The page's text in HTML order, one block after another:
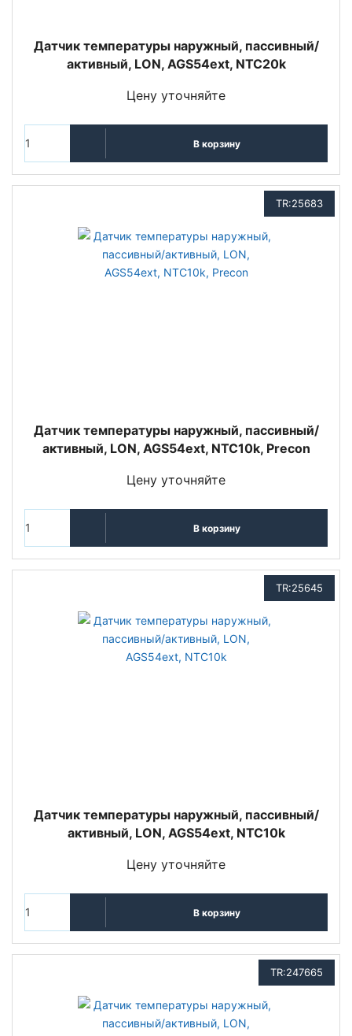
Датчик температуры наружный, пассивный/
активный, LON, AGS54ext, NTC20k
Цену уточняйте
В корзину
TR:25683
Датчик температуры наружный, пассивный/
активный, LON, AGS54ext, NTC10k, Precon
Цену уточняйте
В корзину
TR:25645
Датчик температуры наружный, пассивный/
активный, LON, AGS54ext, NTC10k
Цену уточняйте
В корзину
TR:247665